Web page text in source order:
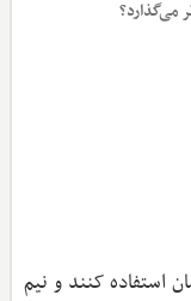
می‌گذارد؟
استفاده کنند و نیم